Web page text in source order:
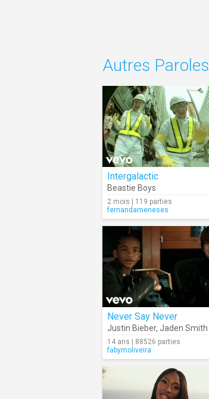
Autres Paroles
Intergalactic
Beastie Boys
2 mois | 119 parties
fernandameneses
Never Say Never
Justin Bieber, Jaden Smith
14 ans | 88526 parties
fabymoliveira